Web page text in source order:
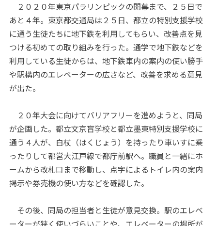
２０２０年東京パラリンピックの開幕まで、２５日で
あと４年。東京都交通局は２５日、都立の特別支援学校
に通う生徒たちに地下鉄を利用してもらい、改善点を見
つける初めての取り組みを行った。通学で地下鉄などを
利用している生徒からは、地下鉄車内の案内の使い勝手
や駅構内のエレベーターの広さなど、改善を求める意見
が出た。
２０年大会に向けてバリアフリーを進めようと、同局
が企画した。都立文京盲学校と都立墨東特別支援学校に
通う４人が、白杖（はくじょう）を持ったり車いすに乗
ったりして都営大江戸線で都庁前駅へ。職員と一緒にホ
ームから改札口まで移動し、点字によるトイレ内の案内
掲示や券売機の使い方などを確認した。
その後、同局の担当者と生徒が意見交換。駅のエレベ
ーターが狭く使いづらいことや、エレベーターの場所が